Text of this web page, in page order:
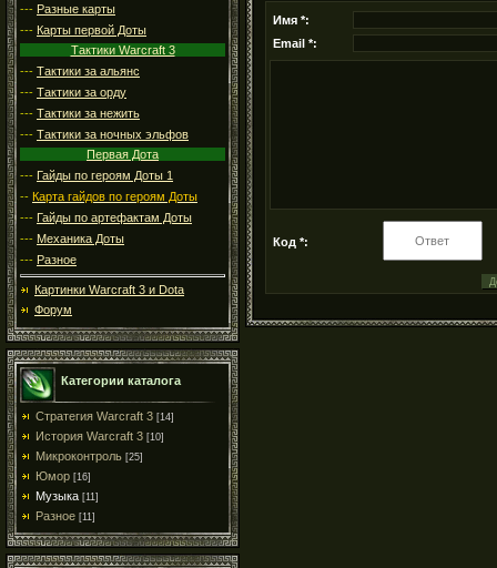
--- Разные карты
--- Карты первой Доты
Тактики Warcraft 3
--- Тактики за альянс
--- Тактики за орду
--- Тактики за нежить
--- Тактики за ночных эльфов
Первая Дота
--- Гайды по героям Доты 1
-- Карта гайдов по героям Доты
--- Гайды по артефактам Доты
--- Механика Доты
--- Разное
Картинки Warcraft 3 и Dota
Форум
Категории каталога
Стратегия Warcraft 3 [14]
История Warcraft 3 [10]
Микроконтроль [25]
Юмор [16]
Музыка [11]
Разное [11]
Имя *:
Email *:
Код *: